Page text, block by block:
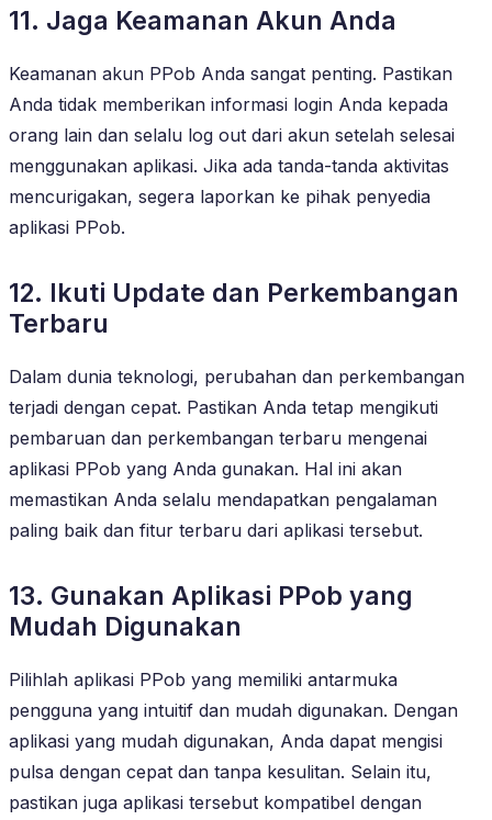
11. Jaga Keamanan Akun Anda
Keamanan akun PPob Anda sangat penting. Pastikan
Anda tidak memberikan informasi login Anda kepada
orang lain dan selalu log out dari akun setelah selesai
menggunakan aplikasi. Jika ada tanda-tanda aktivitas
mencurigakan, segera laporkan ke pihak penyedia
aplikasi PPob.
12. Ikuti Update dan Perkembangan
Terbaru
Dalam dunia teknologi, perubahan dan perkembangan
terjadi dengan cepat. Pastikan Anda tetap mengikuti
pembaruan dan perkembangan terbaru mengenai
aplikasi PPob yang Anda gunakan. Hal ini akan
memastikan Anda selalu mendapatkan pengalaman
paling baik dan fitur terbaru dari aplikasi tersebut.
13. Gunakan Aplikasi PPob yang
Mudah Digunakan
Pilihlah aplikasi PPob yang memiliki antarmuka
pengguna yang intuitif dan mudah digunakan. Dengan
aplikasi yang mudah digunakan, Anda dapat mengisi
pulsa dengan cepat dan tanpa kesulitan. Selain itu,
pastikan juga aplikasi tersebut kompatibel dengan